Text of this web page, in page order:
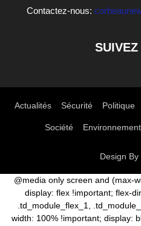
Contactez-nous:
Actualités Sécurité Politique
Société Environnement
Design By
@media only screen and (max-
display: flex !important; flex-
.td_module_flex_1,
width: 100% !important; display: